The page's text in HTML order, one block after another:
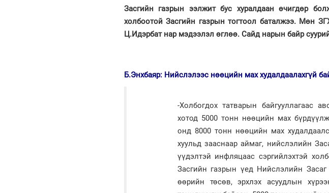
Засгийн газрын ээлжит бус хуралдаан өчигдөр
холбоотой Засгийн газрын тогтоол баталжээ. Мөн
Ц.Идэрбат нар мэдээлэл өглөө. Сайд нарын байр
Б.Энхбаяр: Нийслэлээс нөөцийн мах худалдаалахгүй
-Холбогдох татварын байгууллагаас
хотод 5000 тонн нөөцийн мах
онд 8000 тонн нөөцийн мах
хуульд зааснаар аймаг, нийслэлийн
үүдэлтэй инфляцаас сэргийлэхтэй
Засгийн газрын үед Нийслэлийн
өөрийн төсөв, эрхлэх асуудлын